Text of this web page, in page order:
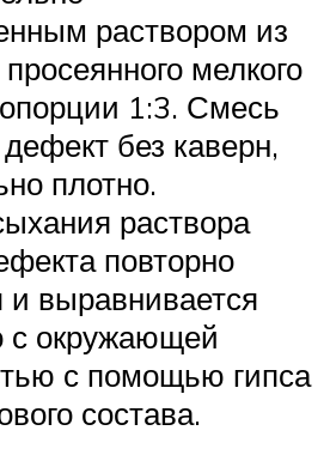
раствором из
мелкого
1:3. Смесь
без каверн,
плотно.
раствора
повторно
и выравнивается
с окружающей
с помощью гипса
состава.